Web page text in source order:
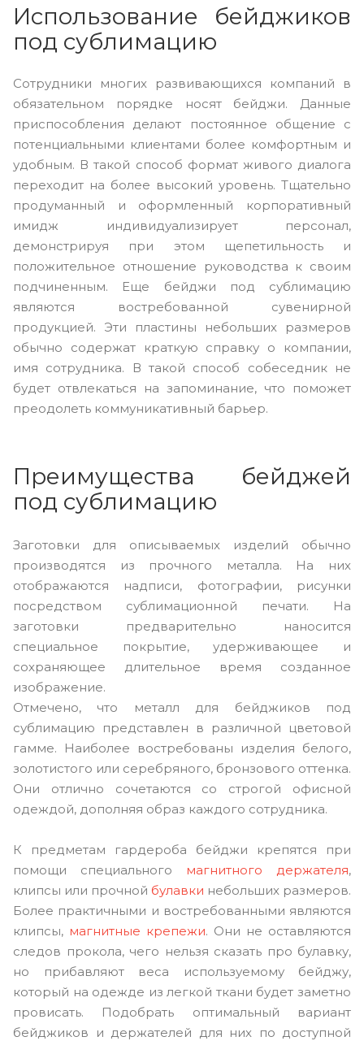
Использование бейджиков
под сублимацию
Сотрудники многих развивающихся компаний в
обязательном порядке носят бейджи. Данные
приспособления делают постоянное общение с
потенциальными клиентами более комфортным и
удобным. В такой способ формат живого диалога
переходит на более высокий уровень. Тщательно
продуманный и оформленный корпоративный
имидж индивидуализирует персонал,
демонстрируя при этом щепетильность и
положительное отношение руководства к своим
подчиненным. Еще бейджи под сублимацию
являются востребованной сувенирной
продукцией. Эти пластины небольших размеров
обычно содержат краткую справку о компании,
имя сотрудника. В такой способ собеседник не
будет отвлекаться на запоминание, что поможет
преодолеть коммуникативный барьер.
Преимущества бейджей
под сублимацию
Заготовки для описываемых изделий обычно
производятся из прочного металла. На них
отображаются надписи, фотографии, рисунки
посредством сублимационной печати. На
заготовки предварительно наносится
специальное покрытие, удерживающее и
сохраняющее длительное время созданное
изображение.
Отмечено, что металл для бейджиков под
сублимацию представлен в различной цветовой
гамме. Наиболее востребованы изделия белого,
золотистого или серебряного, бронзового оттенка.
Они отлично сочетаются со строгой офисной
одеждой, дополняя образ каждого сотрудника.
К предметам гардероба бейджи крепятся при
помощи специального магнитного держателя,
клипсы или прочной булавки небольших размеров.
Более практичными и востребованными являются
клипсы, магнитные крепежи. Они не оставляются
следов прокола, чего нельзя сказать про булавку,
но прибавляют веса используемому бейджу,
который на одежде из легкой ткани будет заметно
провисать. Подобрать оптимальный вариант
бейджиков и держателей для них по доступной